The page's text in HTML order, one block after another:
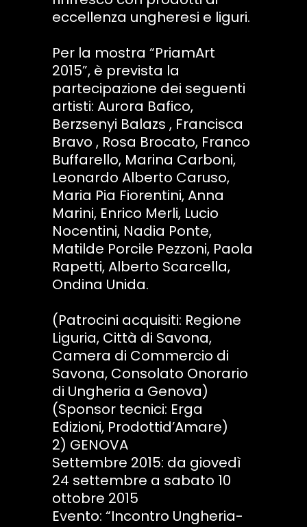
eccellenza ungheresi e liguri.
Per la mostra “PriamArt
2015”, è prevista la
partecipazione dei seguenti
artisti: Aurora Bafico,
Berzsenyi Balazs , Francisca
Bravo , Rosa Brocato, Franco
Buffarello, Marina Carboni,
Leonardo Alberto Caruso,
Maria Pia Fiorentini, Anna
Marini, Enrico Merli, Lucio
Nocentini, Nadia Ponte,
Matilde Porcile Pezzoni, Paola
Rapetti, Alberto Scarcella,
Ondina Unida.
(Patrocini acquisiti: Regione
Liguria, Città di Savona,
Camera di Commercio di
Savona, Consolato Onorario
di Ungheria a Genova)
(Sponsor tecnici: Erga
Edizioni, Prodottid’Amare)
2) GENOVA
Settembre 2015: da giovedì
24 settembre a sabato 10
ottobre 2015
Evento: “Incontro Ungheria-